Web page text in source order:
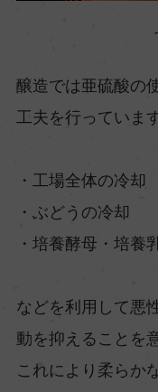
醸造では亜硫酸の
工夫を行っています
・工場全体の冷却
・ぶどうの冷却
・培養酵母・培養
などを利用して悪
動を抑えることを
これにより柔らか